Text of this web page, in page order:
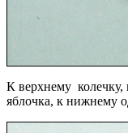
К верхнему колечку,
яблочка, к нижнему